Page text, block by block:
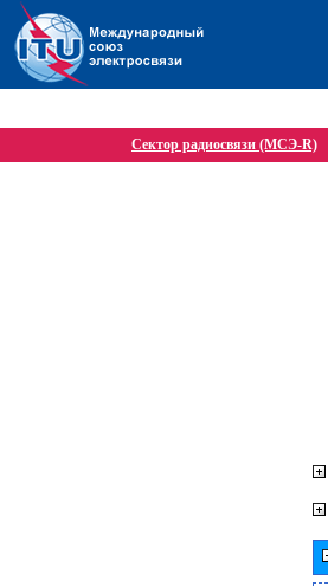
Сектор радиосвязи (МСЭ-R)